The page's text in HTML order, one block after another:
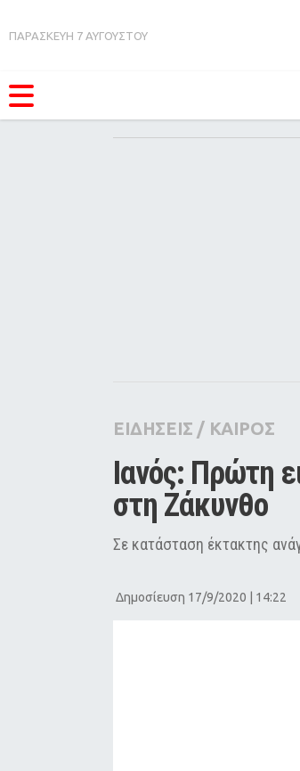
ΠΑΡΑΣΚΕΥΗ 7 ΑΥΓΟΥΣΤΟΥ
Pop Culture
Agenda
ΕΙΔΗΣΕΙΣ / ΚΑΙΡΟΣ
Ιανός: Πρώτη
στη Ζάκυνθο
Σε κατάσταση έκτακτης
Δημοσίευση 17/9/2020 | 14:22